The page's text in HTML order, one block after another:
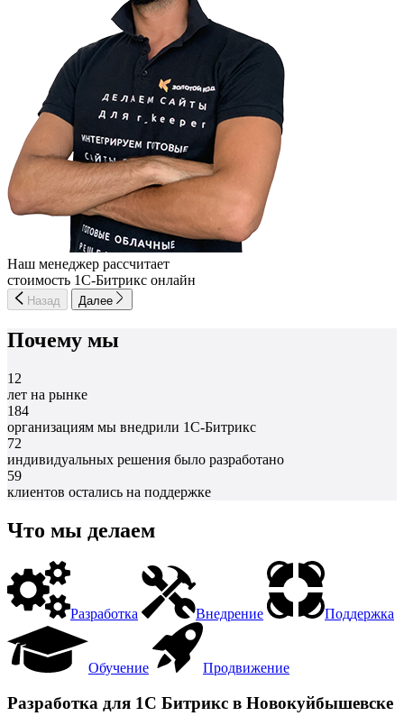
Наш менеджер рассчитает
стоимость 1С-Битрикс онлайн
Назад Далее
Почему мы
12
лет на рынке
184
организациям мы внедрили 1С-Битрикс
72
индивидуальных решения было разработано
59
клиентов остались на поддержке
Что мы делаем
Разработка Внедрение Поддержка
Обучение Продвижение
Разработка для 1С Битрикс в Новокуйбышевске